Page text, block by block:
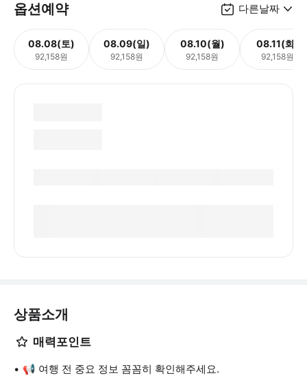
옵션예약 다른날짜
08.08(토)
92,158원
08.09(일)
92,158원
08.10(월)
92,158원
08.11(화)
92,158원
상품소개
매력포인트
📢 여행 전 중요 정보 꼼꼼히 확인해주세요.